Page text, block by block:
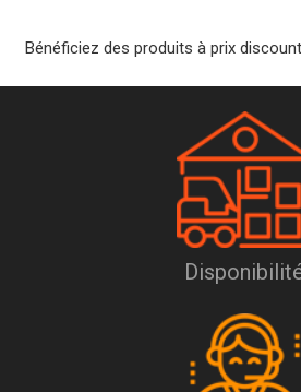
Bénéficiez des produits à prix